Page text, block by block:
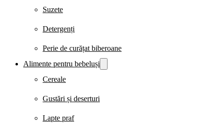
Suzete
Detergenți
Perie de curățat biberoane
Alimente pentru bebeluși
Cereale
Gustări și deserturi
Lapte praf